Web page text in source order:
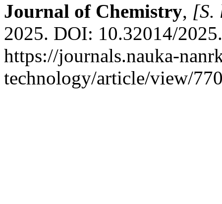
Journal of Chemistry, [S.
2025. DOI: 10.32014/
https://journals.nauka-
technology/article/view/